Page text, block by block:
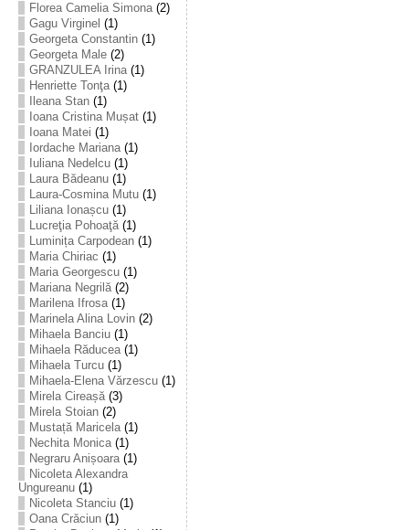
Florea Camelia Simona(2)
Gagu Virginel (1)
Georgeta Constantin(1)
Georgeta Male(2)
GRANZULEA Irina(1)
Henriette Tonţa(1)
Ileana Stan(1)
Ioana Cristina Mușat(1)
Ioana Matei (1)
Iordache Mariana(1)
Iuliana Nedelcu(1)
Laura Bădeanu(1)
Laura-Cosmina Mutu(1)
Liliana Ionașcu(1)
Lucreţia Pohoaţă(1)
Luminița Carpodean(1)
Maria Chiriac (1)
Maria Georgescu(1)
Mariana Negrilă(2)
Marilena Ifrosa(1)
Marinela Alina Lovin(2)
Mihaela Banciu(1)
Mihaela Răducea(1)
Mihaela Turcu(1)
Mihaela-Elena Vărzescu(1)
Mirela Cireașă(3)
Mirela Stoian(2)
Mustață Maricela(1)
Nechita Monica(1)
Negraru Anișoara(1)
Nicoleta Alexandra
Ungureanu(1)
Nicoleta Stanciu(1)
Oana Crăciun(1)